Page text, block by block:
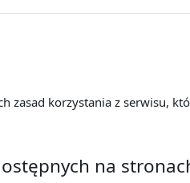
zasad korzystania z serwisu,
na